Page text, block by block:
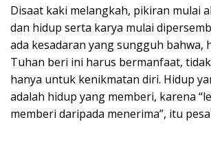
Disaat kaki melangkah, pikiran mulai
dan hidup serta karya mulai
ada kesadaran yang sungguh bahwa,
Tuhan beri ini harus bermanfaat,
hanya untuk kenikmatan diri. Hidup
adalah hidup yang memberi, karena
memberi daripada menerima”, itu